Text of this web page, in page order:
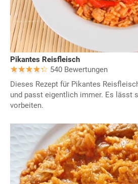
Pikantes Reisfleisch
540 Bewertungen
Dieses Rezept für Pikantes
und passt eigentlich immer. Es lässt
vorbeiten.